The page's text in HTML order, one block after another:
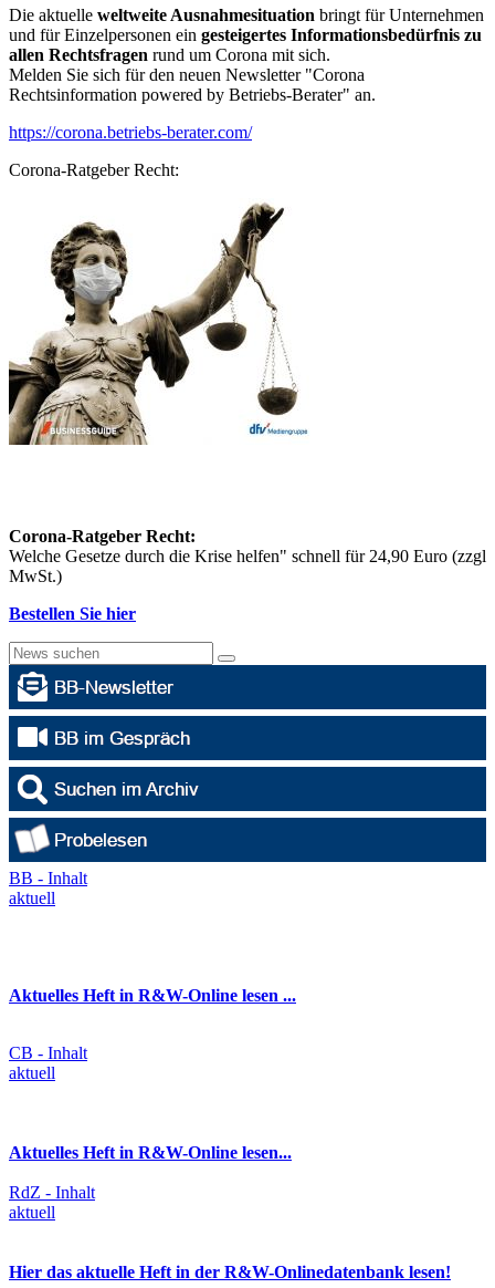
Die aktuelle weltweite Ausnahmesituation bringt für Unternehmen
und für Einzelpersonen ein gesteigertes Informationsbedürfnis zu
allen Rechtsfragen rund um Corona mit sich.
Melden Sie sich für den neuen Newsletter "Corona
Rechtsinformation powered by Betriebs-Berater" an.
https://corona.betriebs-berater.com/
Corona-Ratgeber Recht:
Corona-Ratgeber Recht:
Welche Gesetze durch die Krise helfen" schnell für 24,90 Euro (zzgl
MwSt.)
Bestellen Sie hier
BB - Inhalt
aktuell
Aktuelles Heft in R&W-Online lesen ...
CB - Inhalt
aktuell
Aktuelles Heft in R&W-Online lesen...
RdZ - Inhalt
aktuell
Hier das aktuelle Heft in der R&W-Onlinedatenbank lesen!